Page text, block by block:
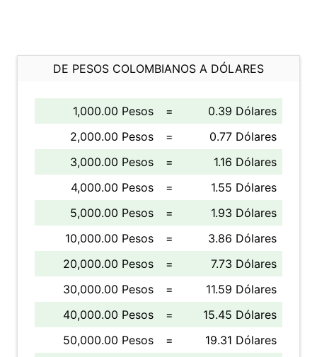
DE PESOS COLOMBIANOS A DÓLARES
1,000.00 Pesos =
0.39 Dólares
2,000.00 Pesos
=
0.77 Dólares
3,000.00 Pesos
=
1.16 Dólares
4,000.00 Pesos
=
1.55 Dólares
5,000.00 Pesos
=
1.93 Dólares
10,000.00 Pesos
=
3.86 Dólares
20,000.00 Pesos
=
7.73 Dólares
30,000.00 Pesos
=
11.59 Dólares
40,000.00 Pesos
=
15.45 Dólares
50,000.00 Pesos
= 19.31 Dólares